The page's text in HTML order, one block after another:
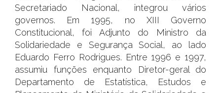
Secretariado Nacional, integrou vários
governos. Em 1995, no XIII Governo
Constitucional, foi Adjunto do Ministro da
Solidariedade e Segurança Social, ao lado
Eduardo Ferro Rodrigues. Entre 1996 e 1997,
assumiu funções enquanto Diretor-geral do
Departamento de Estatística, Estudos e